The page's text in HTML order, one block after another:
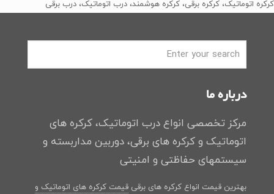
بود. است.
کرکره اتوماتیک، کرکره برقی، کرکره هوشمند، درب اتوماتیک، درب برقی
درباره ما
مرکز تخصصی انواع درب اتوماتیک، کرکره های
اتوماتیک و کرکره های برقی، دوربین مداربسته و
سیستمهای حفاظتی و امنیتی
بهترین قیمت انواع کرکره های برقی قیمت کرکره های اتوماتیک و